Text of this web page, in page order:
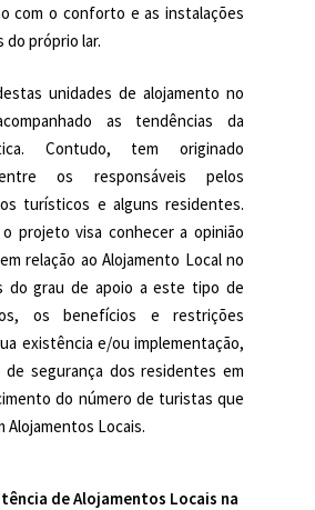
com o conforto e as instalações
do próprio lar.
unidades de alojamento no
as tendências da
Contudo, tem originado
os responsáveis pelos
turísticos e alguns residentes.
projeto visa conhecer a opinião
relação ao Alojamento Local no
do grau de apoio a este tipo de
os benefícios e restrições
existência e/ou implementação,
segurança dos residentes em
do número de turistas que
Alojamentos Locais.
de Alojamentos Locais na